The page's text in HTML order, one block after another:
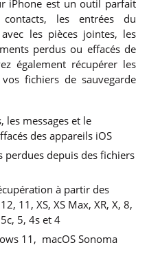
iPhone est un outil parfait
les entrées du
les pièces jointes, les
perdus ou effacés de
également récupérer les
fichiers de sauvegarde
les messages et le
des appareils iOS
perdues depuis des fichiers
à partir des
11, XS, XS Max, XR, X, 8,
5, 4s et 4
11, macOS Sonoma